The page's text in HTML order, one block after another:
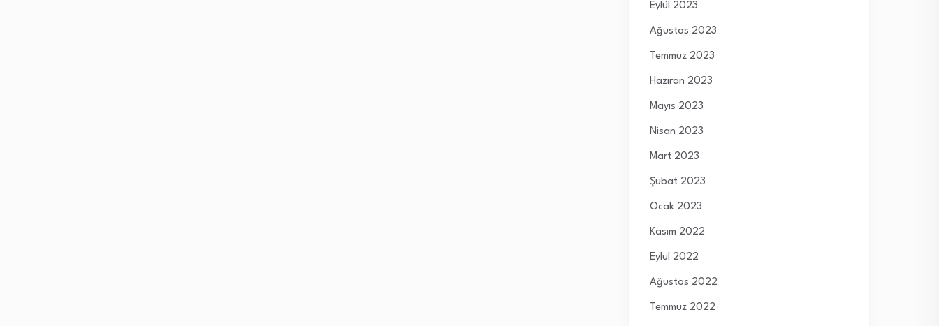
Eylül 2023
Ağustos 2023
Temmuz 2023
Haziran 2023
Mayıs 2023
Nisan 2023
Mart 2023
Şubat 2023
Ocak 2023
Kasım 2022
Eylül 2022
Ağustos 2022
Temmuz 2022